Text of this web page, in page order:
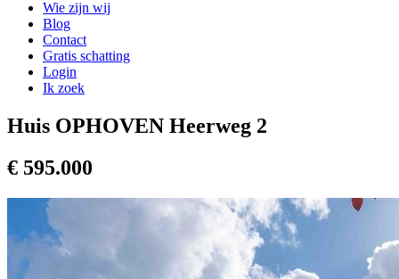
Wie zijn wij
Blog
Contact
Gratis schatting
Login
Ik zoek
Huis OPHOVEN Heerweg 2
€ 595.000